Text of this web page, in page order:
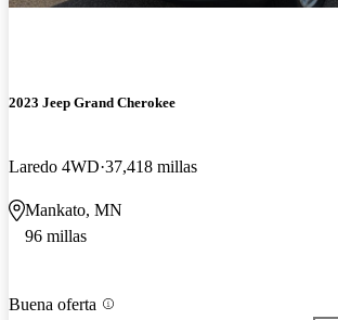
2023 Jeep Grand Cherokee
Laredo 4WD 37,418 millas
Mankato, MN
96 millas
Buena oferta